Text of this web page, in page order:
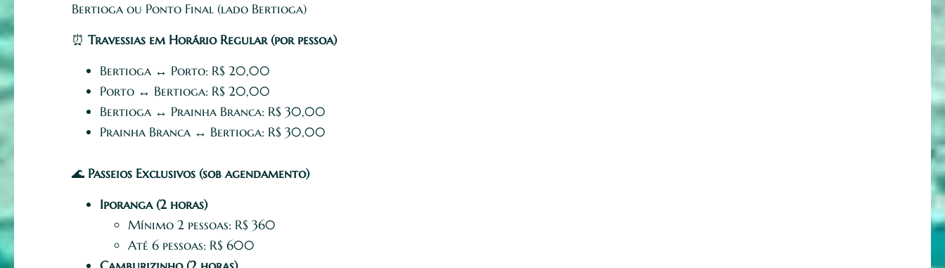
Bertioga ou Ponto Final (lado Bertioga)
⏰ Travessias em Horário Regular (por pessoa)
Bertioga ↔ Porto: R$ 20,00
Porto ↔ Bertioga: R$ 20,00
Bertioga ↔ Prainha Branca: R$ 30,00
Prainha Branca ↔ Bertioga: R$ 30,00
🌊 Passeios Exclusivos (sob agendamento)
Iporanga (2 horas)
Mínimo 2 pessoas: R$ 360
Até 6 pessoas: R$ 600